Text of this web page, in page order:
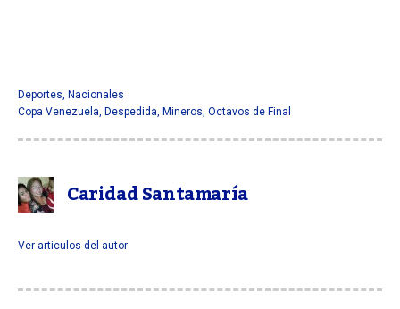
Deportes Nacionales
Copa Venezuela Despedida Mineros Octavos de Final
Caridad Santamaría
Ver articulos del autor